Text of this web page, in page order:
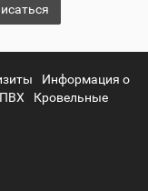
Информация о
Кровельные